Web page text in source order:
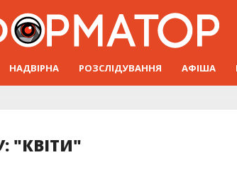
НАДВІРНА РОЗСЛІДУВАННЯ АФІША
"КВІТИ"